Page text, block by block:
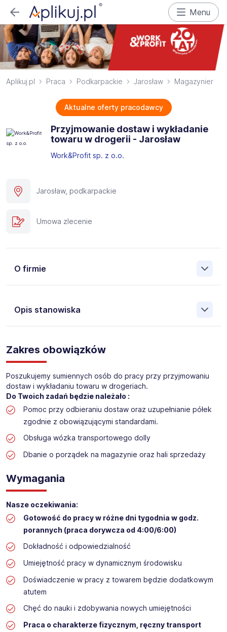
Menu
Aplikuj.pl Praca Podkarpackie Jarosław Magazynier
Aktualne oferty pracodawcy
Przyjmowanie dostaw i wykładanie
towaru w drogerii - Jarosław
Work&Profit sp. z o.o.
Jarosław, podkarpackie
Umowa zlecenie
O firmie
Opis stanowiska
Pośrednictwa Pracy i Doradztwa Personalnego Work &
Profit jest obecnie jedną z największych niezależnych
polskich agencji zatrudnienia. W ciągu wielu lat naszej
działalności daliśmy pracę przeszło 50 000 pracowników
w całym kraju. Skutecznie znajdujemy pracowników dla
największych firm, jak również małych rodzinnych
przedsiębiorstw w Polsce. Agencja jest wpisana pod nr
396 w Krajowym Rejestrze Agencji Zatrudnienia.
stanowisko:
Przyjmowanie dostaw i wykładania towaru w drogerii
Zakres obowiązków
Poszukujemy sumiennych osób do pracy przy przyjmowaniu
dostaw i wykładaniu towaru w drogeriach.
Do Twoich zadań będzie należało :
Pomoc przy odbieraniu dostaw oraz uzupełnianie półek
zgodnie z obowiązującymi standardami.
Obsługa wózka transportowego dolly
Dbanie o porządek na magazynie oraz hali sprzedaży
Wymagania
Nasze oczekiwania:
Gotowość do pracy w różne dni tygodnia w godz.
porannych (praca dorywcza od 4:00/6:00)
Dokładność i odpowiedzialność
Umiejętność pracy w dynamicznym środowisku
Doświadczenie w pracy z towarem będzie dodatkowym
atutem
Chęć do nauki i zdobywania nowych umiejętności
Praca o charakterze fizycznym, ręczny transport